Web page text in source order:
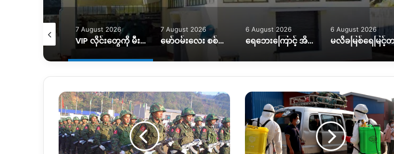
7 August 2026
VIP လိုင်းတွေကို မီးအပြည့်ပေးပြီး ပုံမှန်လိုင်းတွေကို ဖြတ်တောက်ထား
7 August 2026
မော်ဝမ်းလေး စစ်ရှောင်တွေ ပြန်လည်ထူထောင်ရေးအတွက် အကူညီလိုအပ်နေ
6 August 2026
ရေဘေးကြောင့် အိမ်ထောင်စု ၇ စု အိမ်ခြေမဲ့၊ KIO ကူညီပေးဖို့စီစဉ်နေ
6 August 2026
၂၁
ရာစု
ပင်
လုံ
ညီလာခံ
သို့
ကချင်ပြည်နယ်
Covid-
19
စေတနာ့ဝန်ထမ်း
အဖွဲ့
များ၏နောက်ဆုံး